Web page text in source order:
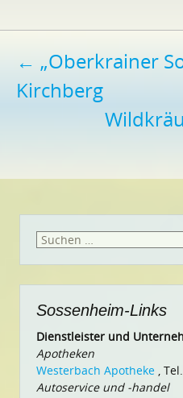
← „Oberkrainer
Kirchberg
Suchen
Sossenheim-Links
Dienstleister und
Apotheken
Westerbach Apotheke ,
Autoservice und -handel